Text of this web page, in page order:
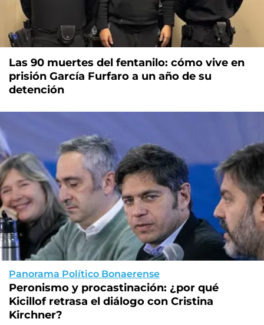
Las 90 muertes del fentanilo: cómo vive en
prisión García Furfaro a un año de su
detención
Panorama Político Bonaerense
Peronismo y procastinación: ¿por qué
Kicillof retrasa el diálogo con Cristina
Kirchner?